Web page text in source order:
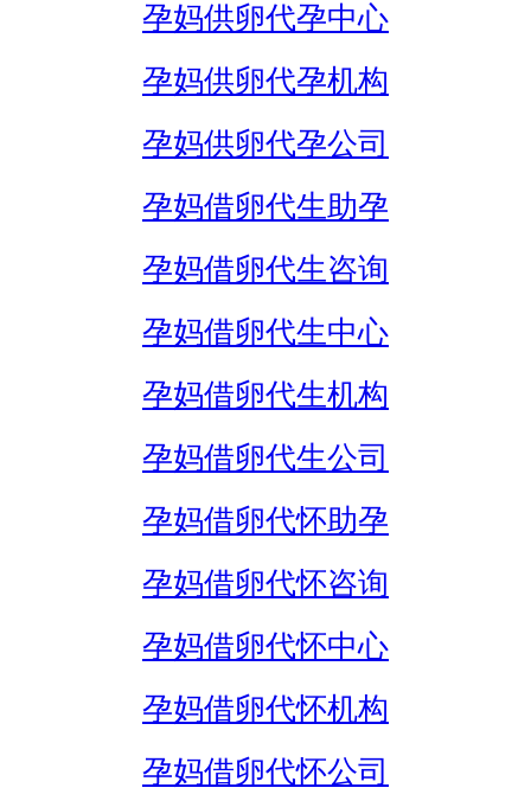
孕妈供卵代孕中心
孕妈供卵代孕机构
孕妈供卵代孕公司
孕妈借卵代生助孕
孕妈借卵代生咨询
孕妈借卵代生中心
孕妈借卵代生机构
孕妈借卵代生公司
孕妈借卵代怀助孕
孕妈借卵代怀咨询
孕妈借卵代怀中心
孕妈借卵代怀机构
孕妈借卵代怀公司